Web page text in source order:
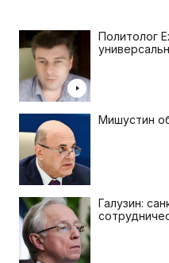
Политолог
Мишустин
Галузин: